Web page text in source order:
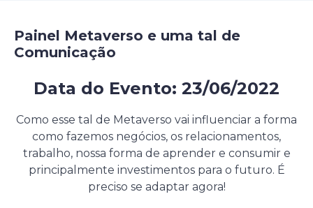
Painel Metaverso e uma tal de
Comunicação
Data do Evento: 23/06/2022
Como esse tal de Metaverso vai influenciar a forma
como fazemos negócios, os relacionamentos,
trabalho, nossa forma de aprender e consumir e
principalmente investimentos para o futuro. É
preciso se adaptar agora!